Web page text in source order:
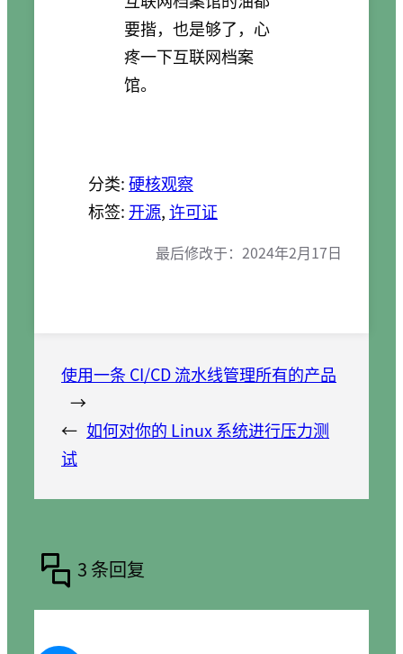
要揩，也是够了，心
疼一下互联网档案
馆。
分类:硬核观察
标签: 开源, 许可证
最后修改于： 2024年2月17日
使用一条 CI/CD 流水线管理所有的产品
→
← 如何对你的 Linux 系统进行压力测
试
3 条回复